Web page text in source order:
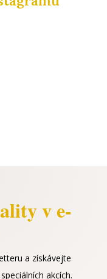
v e-
a získávejte
akcích.